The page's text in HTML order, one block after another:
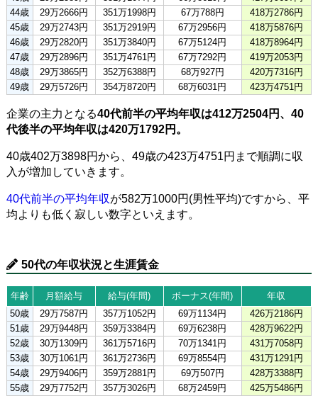
44歳
29万2666円 351万1998円 67万788円
418万2786円
45歳
29万2743円 351万2919円 67万2956円
418万5876円
46歳
29万2820円 351万3840円 67万5124円
418万8964円
47歳
29万2896円 351万4761円 67万7292円
419万2053円
48歳
29万3865円 352万6388円 68万927円
420万7316円
49歳
29万5726円 354万8720円 68万6031円 423万4751円
企業の主力となる40代前半の平均年収は412万2504円、40
代後半の平均年収は420万1792円。
40歳402万3898円から、49歳の423万4751円まで順調に収
入が増加していきます。
40代前半の平均年収が582万1000円(男性平均)ですから、平
均よりも低く寂しい数字といえます。
50代の年収状況と生涯賃金
年齢 月額給与 給与(年間) ボーナス(年間)
年収
50歳
29万7587円 357万1052円 69万1134円
426万2186円
51歳
29万9448円 359万3384円 69万6238円
428万9622円
52歳
30万1309円 361万5716円 70万1341円
431万7058円
53歳
30万1061円 361万2736円 69万8554円
431万1291円
54歳
29万9406円 359万2881円 69万507円
428万3388円
55歳
29万7752円 357万3026円 68万2459円 425万5486円